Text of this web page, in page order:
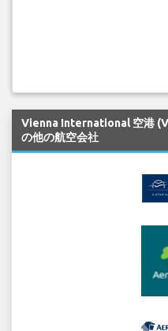
Vienna International 空港
の他の航空会社